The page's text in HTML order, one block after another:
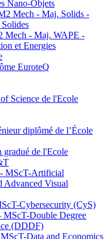
Nano-Objets
Mech - Maj. Solids -
Mech - Maj. WAPE -
et Energies
EuroteQ
Science de l'Ecole
diplômé de l’École
de l'Ecole
MScT-Artificial
Advanced Visual
Cybersecurity (CyS)
Double Degree
(DDDF)
Data and Economics